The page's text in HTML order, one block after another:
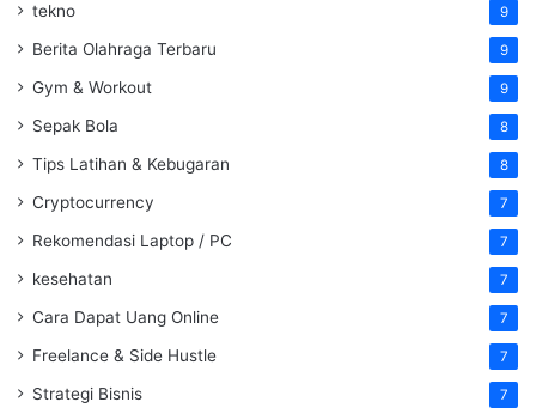
tekno 9
Berita Olahraga Terbaru 9
Gym & Workout 9
Sepak Bola 8
Tips Latihan & Kebugaran 8
Cryptocurrency 7
Rekomendasi Laptop / PC 7
kesehatan 7
Cara Dapat Uang Online 7
Freelance & Side Hustle 7
Strategi Bisnis 7